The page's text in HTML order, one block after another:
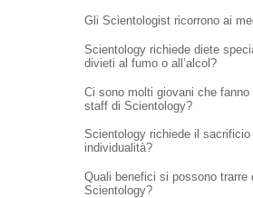
Gli Scientologist ricorrono ai
Scientology richiede diete
divieti al fumo o all’alcol?
Ci sono molti giovani che fanno
staff di Scientology?
Scientology richiede il sacrificio
individualità?
Quali benefici si possono trarre
Scientology?